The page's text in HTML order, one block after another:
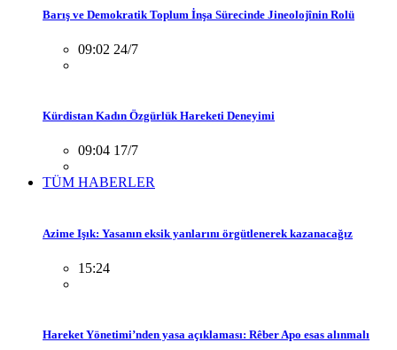
Barış ve Demokratik Toplum İnşa Sürecinde Jineolojînin Rolü
09:02 24/7
Kürdistan Kadın Özgürlük Hareketi Deneyimi
09:04 17/7
TÜM HABERLER
Azime Işık: Yasanın eksik yanlarını örgütlenerek kazanacağız
15:24
Hareket Yönetimi’nden yasa açıklaması: Rêber Apo esas alınmalı